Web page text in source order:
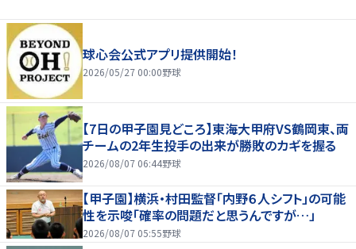
球心会公式アプリ提供開始！
2026/05/27 00:00野球
【7日の甲子園見どころ】東海大甲府VS鶴岡東、両
チームの2年生投手の出来が勝敗のカギを握る
2026/08/07 06:44野球
【甲子園】横浜・村田監督「内野６人シフト」の可能
性を示唆「確率の問題だと思うんですが…」
2026/08/07 05:55野球